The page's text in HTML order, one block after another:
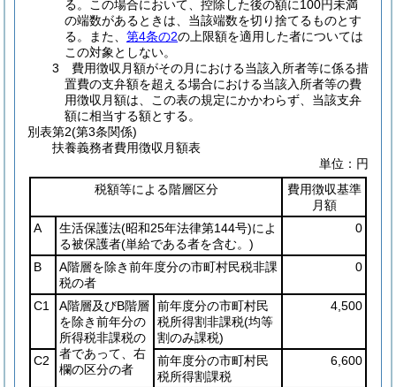
る。この場合において、控除した後の額に100円未満
の端数があるときは、当該端数を切り捨てるものとす
る。また、 第4条の2の上限額を適用した者については
この対象としない。
3 費用徴収月額がその月における当該入所者等に係る措
置費の支弁額を超える場合における当該入所者等の費
用徴収月額は、この表の規定にかかわらず、当該支弁
額に相当する額とする。
別表第2(第3条関係)
扶養義務者費用徴収月額表
単位：円
税額等による階層区分
費用徴収基準
月額
A
生活保護法(昭和25年法律第144号)によ
る被保護者(単給である者を含む。)
0
B
A階層を除き前年度分の市町村民税非課
税の者
0
C1
A階層及びB階層
を除き前年分の
所得税非課税の
者であって、右
欄の区分の者
前年度分の市町村民
税所得割非課税(均等
割のみ課税)
4,500
C2
前年度分の市町村民
税所得割課税
6,600